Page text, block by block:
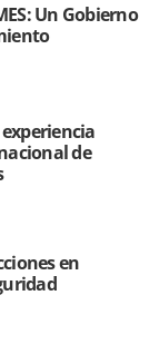
Un Gobierno
de
en